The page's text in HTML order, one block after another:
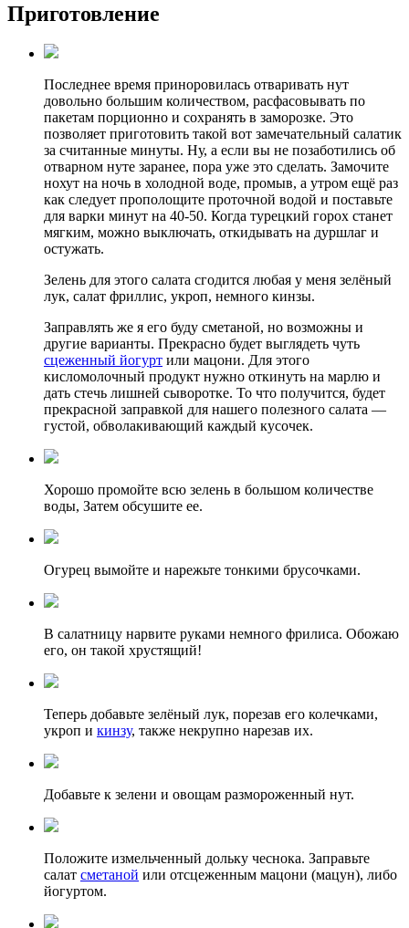
Приготовление
Последнее время приноровилась отваривать нут
довольно большим количеством, расфасовывать по
пакетам порционно и сохранять в заморозке. Это
позволяет приготовить такой вот замечательный салатик
за считанные минуты. Ну, а если вы не позаботились об
отварном нуте заранее, пора уже это сделать. Замочите
нохут на ночь в холодной воде, промыв, а утром ещё раз
как следует прополощите проточной водой и поставьте
для варки минут на 40-50. Когда турецкий горох станет
мягким, можно выключать, откидывать на дуршлаг и
остужать.
Зелень для этого салата сгодится любая у меня зелёный
лук, салат фриллис, укроп, немного кинзы.
Заправлять же я его буду сметаной, но возможны и
другие варианты. Прекрасно будет выглядеть чуть
сцеженный йогурт или мацони. Для этого
кисломолочный продукт нужно откинуть на марлю и
дать стечь лишней сыворотке. То что получится, будет
прекрасной заправкой для нашего полезного салата —
густой, обволакивающий каждый кусочек.
Хорошо промойте всю зелень в большом количестве
воды, Затем обсушите ее.
Огурец вымойте и нарежьте тонкими брусочками.
В салатницу нарвите руками немного фрилиса. Обожаю
его, он такой хрустящий!
Теперь добавьте зелёный лук, порезав его колечками,
укроп и кинзу, также некрупно нарезав их.
Добавьте к зелени и овощам размороженный нут.
Положите измельченный дольку чеснока. Заправьте
салат сметаной или отсцеженным мацони (мацун), либо
йогуртом.